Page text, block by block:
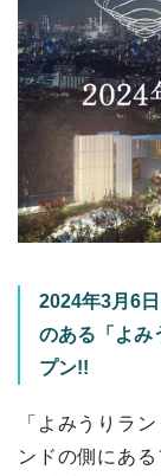
2024年3月6
のある「よみ
プン!!
「よみうりラ
ンドの側にあ